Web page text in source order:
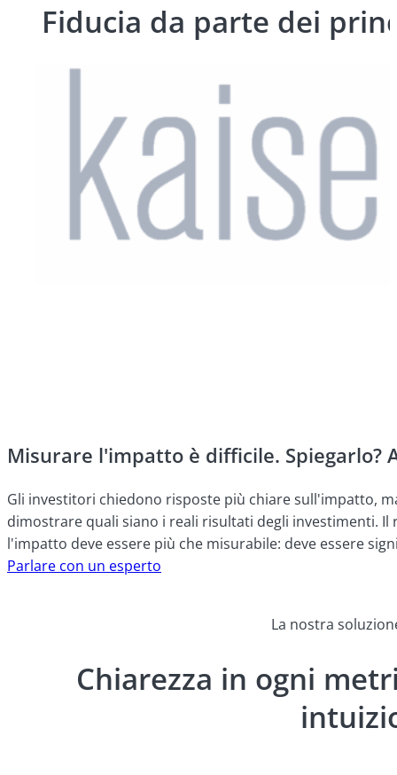
Fiducia da parte dei
Misurare l'impatto è difficile. Spiegarlo?
Gli investitori chiedono risposte più chiare sull'impatto,
dimostrare quali siano i reali risultati degli investimenti.
l'impatto deve essere più che misurabile: deve essere
Parlare con un esperto
La nostra
Chiarezza in ogni